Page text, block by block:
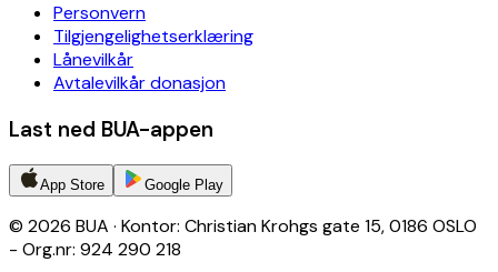
Personvern
Tilgjengelighetserklæring
Lånevilkår
Avtalevilkår donasjon
Last ned BUA-appen
App Store Google Play
© 2026 BUA · Kontor: Christian Krohgs gate 15, 0186 OSLO
- Org.nr: 924 290 218